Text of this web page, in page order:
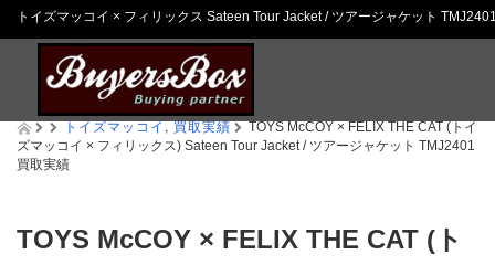
トイズマッコイ × フィリックス Sateen Tour Jacket / ツアージャケット
トイズマッコイ,買取実績
TOYS McCOY × FELIX THE CAT (トイ
ズマッコイ × フィリックス) Sateen Tour Jacket / ツアージャケット TMJ2401
買取実績
TOYS McCOY × FELIX THE CAT (ト